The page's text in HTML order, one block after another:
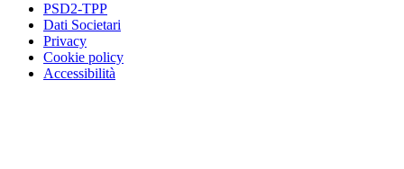
PSD2-TPP
Dati Societari
Privacy
Cookie policy
Accessibilità